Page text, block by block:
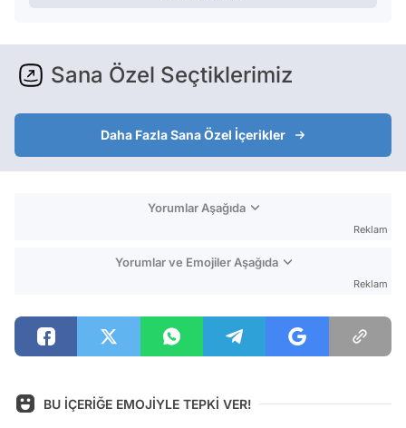
Sana Özel Seçtiklerimiz
Daha Fazla Sana Özel İçerikler
Yorumlar Aşağıda
Reklam
Yorumlar ve Emojiler Aşağıda
Reklam
BU İÇERİĞE EMOJİYLE TEPKİ VER!